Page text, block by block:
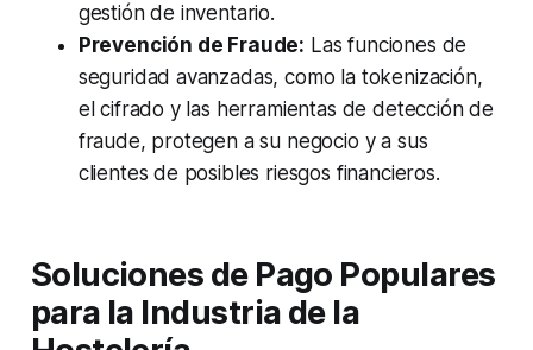
gestión de inventario.
Prevención de Fraude: Las funciones de
seguridad avanzadas, como la tokenización,
el cifrado y las herramientas de detección de
fraude, protegen a su negocio y a sus
clientes de posibles riesgos financieros.
Soluciones de Pago Populares
para la Industria de la